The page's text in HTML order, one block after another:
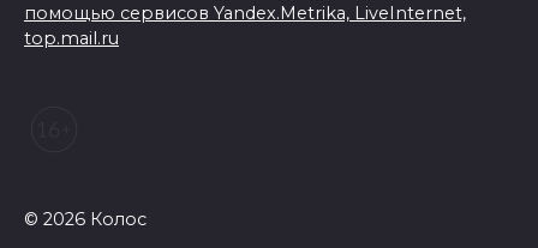
помощью сервисов Yandex.Metrika, LiveInternet,
top.mail.ru
© 2026 Колос